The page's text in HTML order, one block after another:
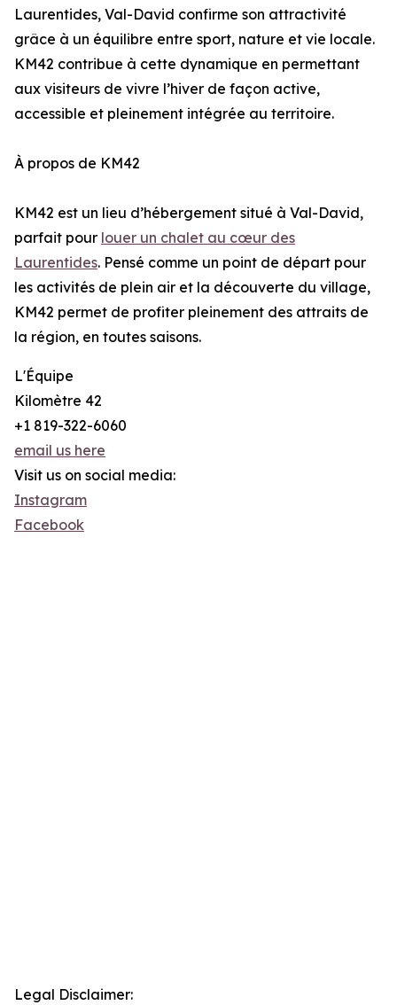
Laurentides, Val-David confirme son attractivité
grâce à un équilibre entre sport, nature et vie locale.
KM42 contribue à cette dynamique en permettant
aux visiteurs de vivre l’hiver de façon active,
accessible et pleinement intégrée au territoire.
À propos de KM42
KM42 est un lieu d’hébergement situé à Val-David,
parfait pour louer un chalet au cœur des
Laurentides. Pensé comme un point de départ pour
les activités de plein air et la découverte du village,
KM42 permet de profiter pleinement des attraits de
la région, en toutes saisons.
L'Équipe
Kilomètre 42
+1 819-322-6060
email us here
Visit us on social media:
Instagram
Facebook
Legal Disclaimer: